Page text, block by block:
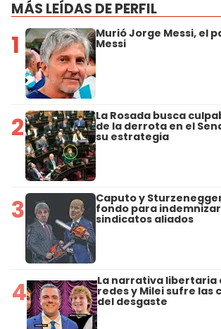
MÁS LEÍDAS DE PERFIL
1 Murió Jorge Messi, el
Messi
2 La Rosada busca
de la derrota en el
su estrategia
3 Caputo y
fondo para
sindicatos aliados
4 La narrativa libertaria
redes y Milei sufre las
del desgaste